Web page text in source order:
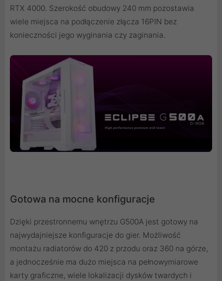
RTX 4000. Szerokość obudowy 240 mm pozostawia
wiele miejsca na podłączenie złącza 16PIN bez
konieczności jego wyginania czy zaginania.
Gotowa na mocne konfiguracje
Dzięki przestronnemu wnętrzu G500A jest gotowy na
najwydajniejsze konfiguracje do gier. Możliwość
montażu radiatorów do 420 z przodu oraz 360 na górze,
a jednocześnie ma dużo miejsca na pełnowymiarowe
karty graficzne, wiele lokalizacji dysków twardych i